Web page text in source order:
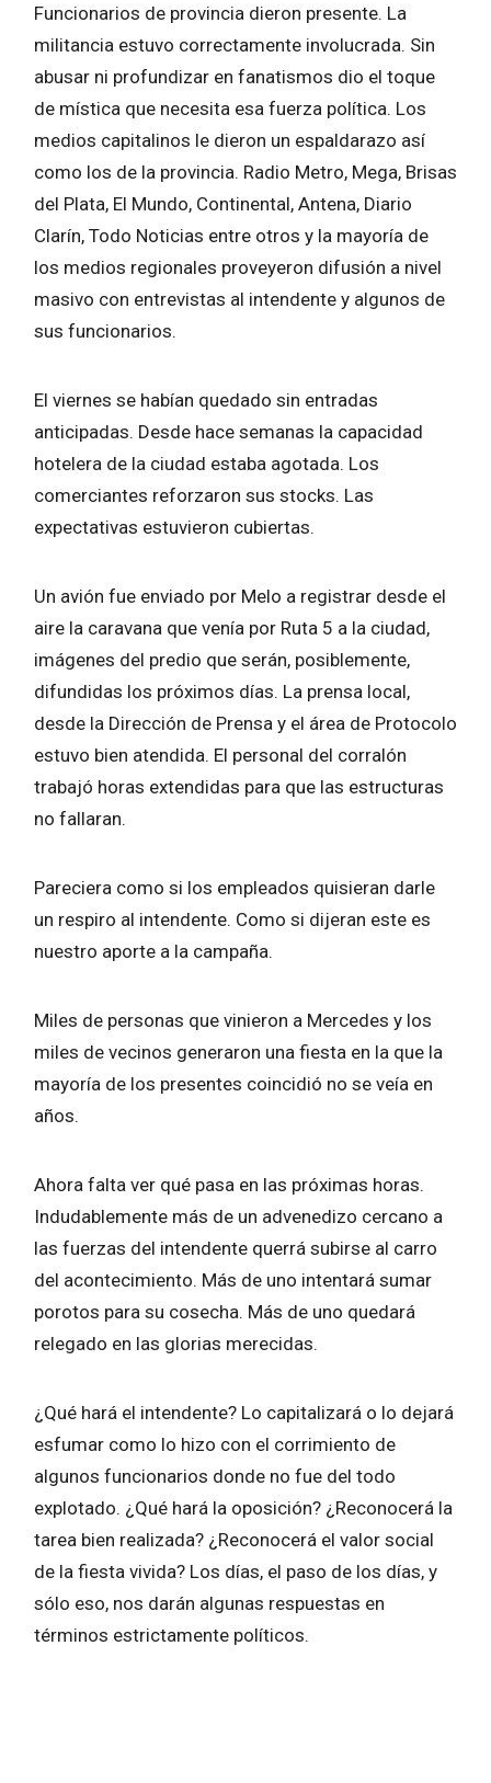
Funcionarios de provincia dieron presente. La
militancia estuvo correctamente involucrada. Sin
abusar ni profundizar en fanatismos dio el toque
de mística que necesita esa fuerza política. Los
medios capitalinos le dieron un espaldarazo así
como los de la provincia. Radio Metro, Mega, Brisas
del Plata, El Mundo, Continental, Antena, Diario
Clarín, Todo Noticias entre otros y la mayoría de
los medios regionales proveyeron difusión a nivel
masivo con entrevistas al intendente y algunos de
sus funcionarios.
El viernes se habían quedado sin entradas
anticipadas. Desde hace semanas la capacidad
hotelera de la ciudad estaba agotada. Los
comerciantes reforzaron sus stocks. Las
expectativas estuvieron cubiertas.
Un avión fue enviado por Melo a registrar desde el
aire la caravana que venía por Ruta 5 a la ciudad,
imágenes del predio que serán, posiblemente,
difundidas los próximos días. La prensa local,
desde la Dirección de Prensa y el área de Protocolo
estuvo bien atendida. El personal del corralón
trabajó horas extendidas para que las estructuras
no fallaran.
Pareciera como si los empleados quisieran darle
un respiro al intendente. Como si dijeran este es
nuestro aporte a la campaña.
Miles de personas que vinieron a Mercedes y los
miles de vecinos generaron una fiesta en la que la
mayoría de los presentes coincidió no se veía en
años.
Ahora falta ver qué pasa en las próximas horas.
Indudablemente más de un advenedizo cercano a
las fuerzas del intendente querrá subirse al carro
del acontecimiento. Más de uno intentará sumar
porotos para su cosecha. Más de uno quedará
relegado en las glorias merecidas.
¿Qué hará el intendente? Lo capitalizará o lo dejará
esfumar como lo hizo con el corrimiento de
algunos funcionarios donde no fue del todo
explotado. ¿Qué hará la oposición? ¿Reconocerá la
tarea bien realizada? ¿Reconocerá el valor social
de la fiesta vivida? Los días, el paso de los días, y
sólo eso, nos darán algunas respuestas en
términos estrictamente políticos.